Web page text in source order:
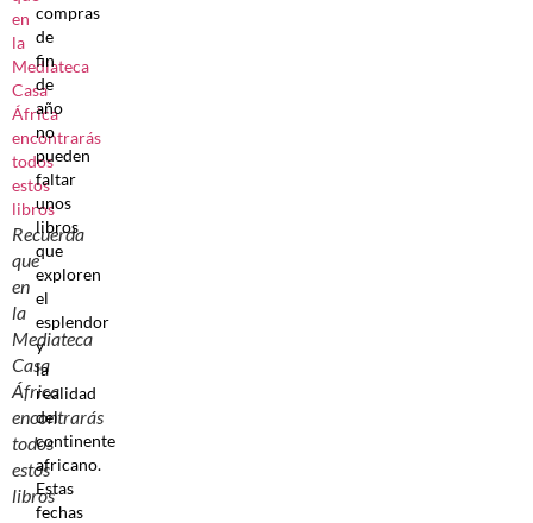
Recuerda
que
en
la
Mediateca
Casa
África
encontrarás
todos
estos
libros
compras
de
fin
de
año
no
pueden
faltar
unos
libros
que
exploren
el
esplendor
y
la
realidad
del
continente
africano.
Estas
fechas